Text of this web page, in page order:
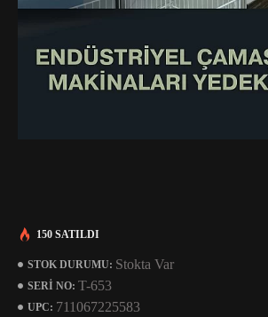
STOK DURUMU: Stokta Var
SERI NO: T-653
UPC: 711067225583
150 SATILDI